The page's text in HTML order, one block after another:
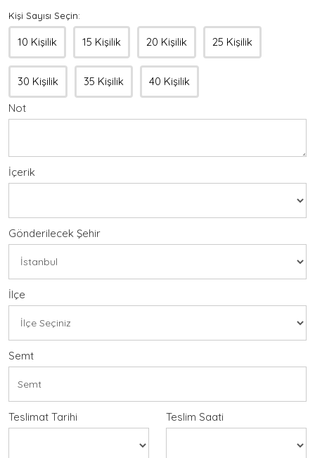
Kişi Sayısı Seçin:
10 Kişilik 15 Kişilik 20 Kişilik 25 Kişilik
30 Kişilik 35 Kişilik
40 Kişilik
Not
İçerik
Gönderilecek Şehir
İlçe
Semt
Teslimat Tarihi Teslim Saati